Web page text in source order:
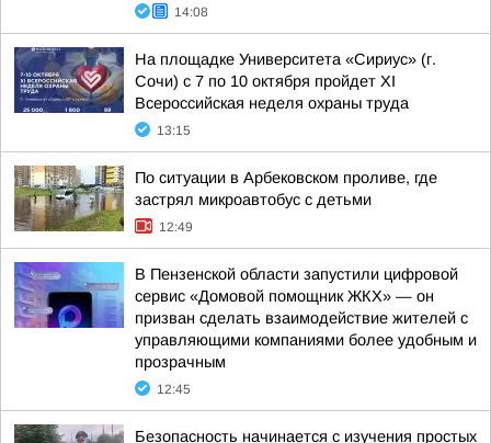
14:08
На площадке Университета «Сириус» (г.
Сочи) с 7 по 10 октября пройдет XI
Всероссийская неделя охраны труда
13:15
По ситуации в Арбековском проливе, где
застрял микроавтобус с детьми
12:49
В Пензенской области запустили цифровой
сервис «Домовой помощник ЖКХ» — он
призван сделать взаимодействие жителей с
управляющими компаниями более удобным и
прозрачным
12:45
Безопасность начинается с изучения простых